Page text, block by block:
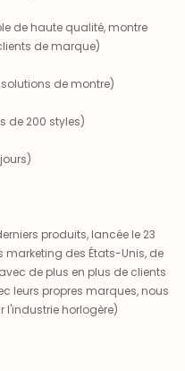
de haute qualité, montre
de marque)
de montre)
de 200 styles)
produits, lancée le 23
marketing des États-Unis, de
de plus en plus de clients
leurs propres marques, nous
l'industrie horlogère)